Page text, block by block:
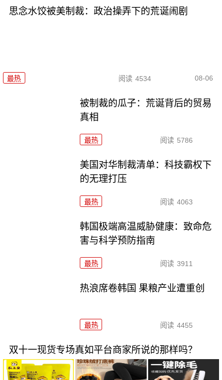
思念水饺被美制裁：政治操弄下的荒诞闹剧
最热 阅读 4534 08-06
被制裁的瓜子：荒诞背后的贸易
真相
最热 阅读 5786
美国对华制裁清单：科技霸权下
的无理打压
最热 阅读 4063
韩国极端高温威胁健康：致命危
害与科学预防指南
最热 阅读 3911
热浪席卷韩国 果粮产业遭重创
最热 阅读 4455
双十一现货专场真如平台商家所说的那样吗？